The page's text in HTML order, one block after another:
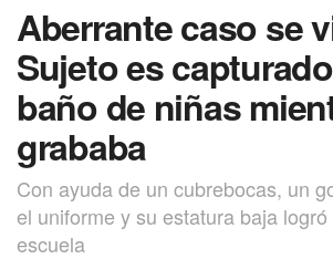
Aberrante caso se
Sujeto es
baño de niñas
grababa
Con ayuda de un cubrebocas, un
el uniforme y su estatura baja
escuela